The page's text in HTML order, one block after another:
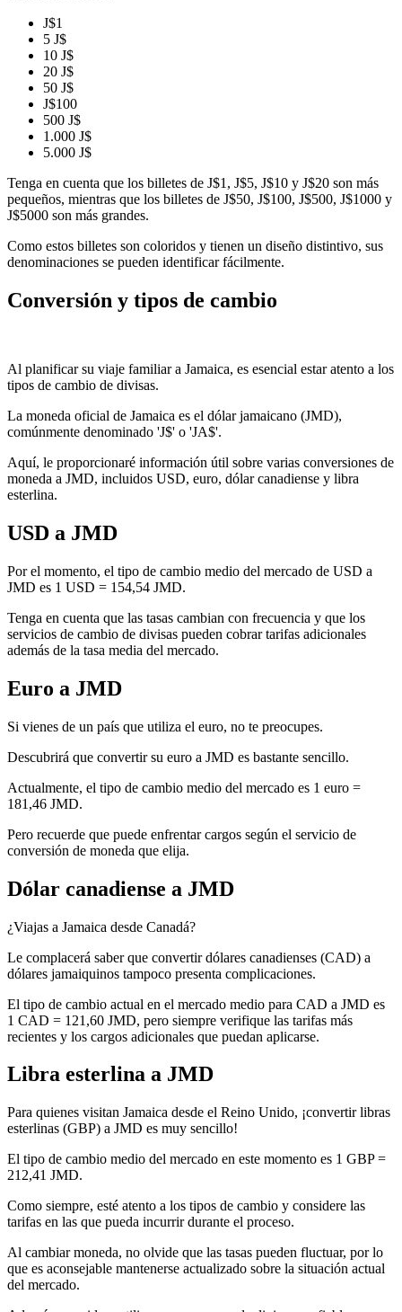
J$1
5 J$
10 J$
20 J$
50 J$
J$100
500 J$
1.000 J$
5.000 J$
Tenga en cuenta que los billetes de J$1, J$5, J$10 y J$20 son más
pequeños, mientras que los billetes de J$50, J$100, J$500, J$1000 y
J$5000 son más grandes.
Como estos billetes son coloridos y tienen un diseño distintivo, sus
denominaciones se pueden identificar fácilmente.
Conversión y tipos de cambio
Al planificar su viaje familiar a Jamaica, es esencial estar atento a los
tipos de cambio de divisas.
La moneda oficial de Jamaica es el dólar jamaicano (JMD),
comúnmente denominado 'J$' o 'JA$'.
Aquí, le proporcionaré información útil sobre varias conversiones de
moneda a JMD, incluidos USD, euro, dólar canadiense y libra
esterlina.
USD a JMD
Por el momento, el tipo de cambio medio del mercado de USD a
JMD es 1 USD = 154,54 JMD.
Tenga en cuenta que las tasas cambian con frecuencia y que los
servicios de cambio de divisas pueden cobrar tarifas adicionales
además de la tasa media del mercado.
Euro a JMD
Si vienes de un país que utiliza el euro, no te preocupes.
Descubrirá que convertir su euro a JMD es bastante sencillo.
Actualmente, el tipo de cambio medio del mercado es 1 euro =
181,46 JMD.
Pero recuerde que puede enfrentar cargos según el servicio de
conversión de moneda que elija.
Dólar canadiense a JMD
¿Viajas a Jamaica desde Canadá?
Le complacerá saber que convertir dólares canadienses (CAD) a
dólares jamaiquinos tampoco presenta complicaciones.
El tipo de cambio actual en el mercado medio para CAD a JMD es
1 CAD = 121,60 JMD, pero siempre verifique las tarifas más
recientes y los cargos adicionales que puedan aplicarse.
Libra esterlina a JMD
Para quienes visitan Jamaica desde el Reino Unido, ¡convertir libras
esterlinas (GBP) a JMD es muy sencillo!
El tipo de cambio medio del mercado en este momento es 1 GBP =
212,41 JMD.
Como siempre, esté atento a los tipos de cambio y considere las
tarifas en las que pueda incurrir durante el proceso.
Al cambiar moneda, no olvide que las tasas pueden fluctuar, por lo
que es aconsejable mantenerse actualizado sobre la situación actual
del mercado.